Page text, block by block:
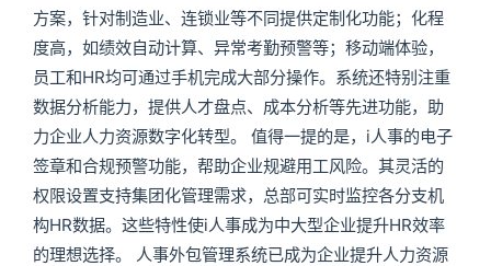
方案，针对制造业、连锁业等不同提供定制化功能；化程
度高，如绩效自动计算、异常考勤预警等；移动端体验，
员工和HR均可通过手机完成大部分操作。系统还特别注重
数据分析能力，提供人才盘点、成本分析等先进功能，助
力企业人力资源数字化转型。 值得一提的是，i人事的电子
签章和合规预警功能，帮助企业规避用工风险。其灵活的
权限设置支持集团化管理需求，总部可实时监控各分支机
构HR数据。这些特性使i人事成为中大型企业提升HR效率
的理想选择。 人事外包管理系统已成为企业提升人力资源